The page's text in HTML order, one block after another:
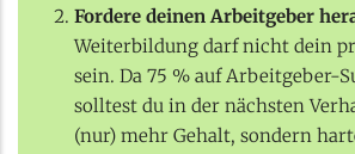
Fordere deinen Arbeitgeber
Weiterbildung darf nicht dein
sein. Da 75 % auf Arbeitgeber-
solltest du in der nächsten
(nur) mehr Gehalt, sondern